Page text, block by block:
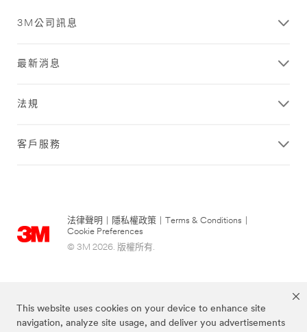
This website uses cookies on your device to enhance site
navigation, analyze site usage, and deliver you advertisements
3M公司訊息
最新消息
法規
客戶服務
法律聲明 隱私權政策 Terms & Conditions
Cookie Preferences
© 3M 2026. 版權所有.